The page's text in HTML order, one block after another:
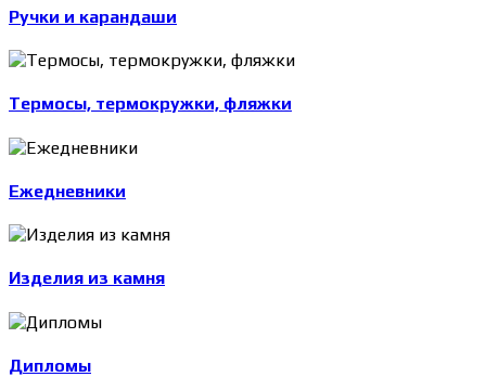
Ручки и карандаши
Термосы, термокружки, фляжки
Ежедневники
Изделия из камня
Дипломы